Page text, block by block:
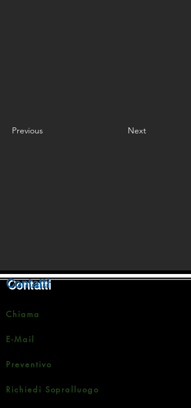
Previous Next
Contatti
Chiama
E-Mail
Preventivo
Richiedi Sopralluogo